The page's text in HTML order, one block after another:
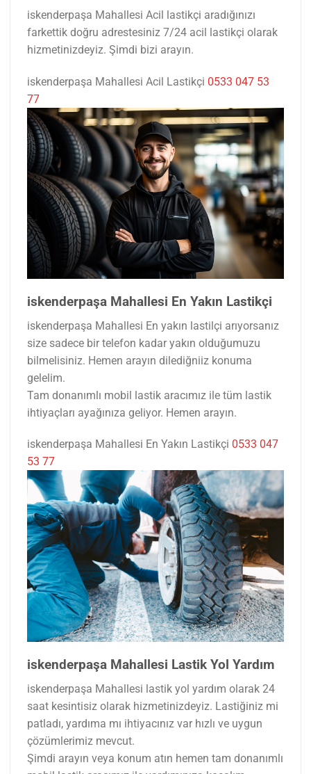
iskenderpaşa Mahallesi Acil lastikçi aradığınızı
farkettik doğru adrestesiniz 7/24 acil lastikçi olarak
hizmetinizdeyiz. Şimdi bizi arayın.
iskenderpaşa Mahallesi Acil Lastikçi 0533 047 53
77
iskenderpaşa Mahallesi En Yakın Lastikçi
iskenderpaşa Mahallesi En yakın lastilçi arıyorsanız
size sadece bir telefon kadar yakın olduğumuzu
bilmelisiniz. Hemen arayın dilediğniiz konuma
gelelim.
Tam donanımlı mobil lastik aracımız ile tüm lastik
ihtiyaçları ayağınıza geliyor. Hemen arayın.
iskenderpaşa Mahallesi En Yakın Lastikçi 0533 047
53 77
iskenderpaşa Mahallesi Lastik Yol Yardım
iskenderpaşa Mahallesi lastik yol yardım olarak 24
saat kesintisiz olarak hizmetinizdeyiz. Lastiğiniz mi
patladı, yardıma mı ihtiyacınız var hızlı ve uygun
çözümlerimiz mevcut.
Şimdi arayın veya konum atın hemen tam donanımlı